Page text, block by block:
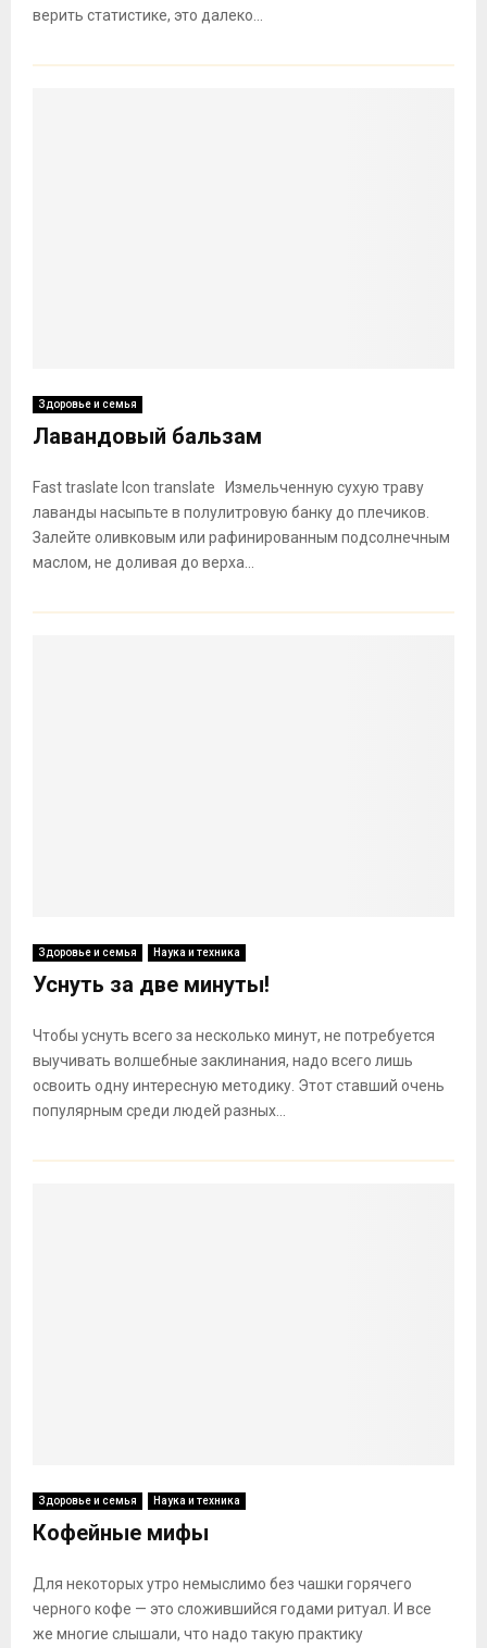
верить статистике, это далеко...
Здоровье и семья
Лавандовый бальзам
Fast traslate Icon translate Измельченную сухую траву
лаванды насыпьте в полулитровую банку до плечиков.
Залейте оливковым или рафинированным подсолнечным
маслом, не доливая до верха...
Здоровье и семья Наука и техника
Уснуть за две минуты!
Чтобы уснуть всего за несколько минут, не потребуется
выучивать волшебные заклинания, надо всего лишь
освоить одну интересную методику. Этот ставший очень
популярным среди людей разных...
Здоровье и семья Наука и техника
Кофейные мифы
Для некоторых утро немыслимо без чашки горячего
черного кофе — это сложившийся годами ритуал. И все
же многие слышали, что надо такую практику